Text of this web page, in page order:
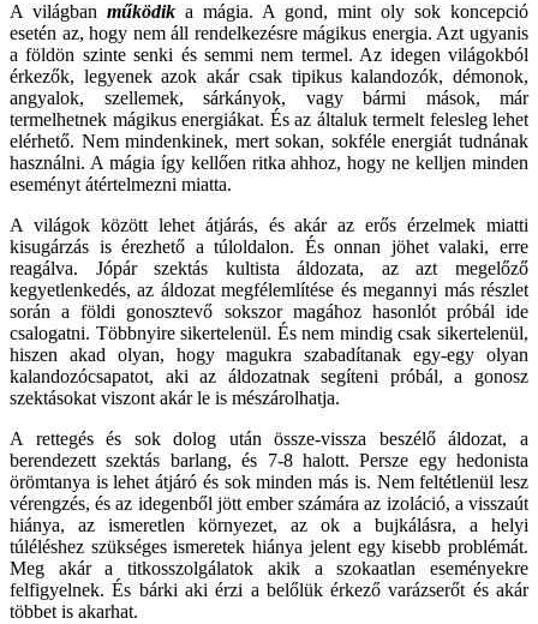
A világban működik a mágia. A gond, mint oly sok koncepció
esetén az, hogy nem áll rendelkezésre mágikus energia. Azt ugyanis
a földön szinte senki és semmi nem termel. Az idegen világokból
érkezők, legyenek azok akár csak tipikus kalandozók, démonok,
angyalok, szellemek, sárkányok, vagy bármi mások, már
termelhetnek mágikus energiákat. És az általuk termelt felesleg lehet
elérhető. Nem mindenkinek, mert sokan, sokféle energiát tudnának
használni. A mágia így kellően ritka ahhoz, hogy ne kelljen minden
eseményt átértelmezni miatta.
A világok között lehet átjárás, és akár az erős érzelmek miatti
kisugárzás is érezhető a túloldalon. És onnan jöhet valaki, erre
reagálva. Jópár szektás kultista áldozata, az azt megelőző
kegyetlenkedés, az áldozat megfélemlítése és megannyi más részlet
során a földi gonosztevő sokszor magához hasonlót próbál ide
csalogatni. Többnyire sikertelenül. És nem mindig csak sikertelenül,
hiszen akad olyan, hogy magukra szabadítanak egy-egy olyan
kalandozócsapatot, aki az áldozatnak segíteni próbál, a gonosz
szektásokat viszont akár le is mészárolhatja.
A rettegés és sok dolog után össze-vissza beszélő áldozat, a
berendezett szektás barlang, és 7-8 halott. Persze egy hedonista
örömtanya is lehet átjáró és sok minden más is. Nem feltétlenül lesz
vérengzés, és az idegenből jött ember számára az izoláció, a visszaút
hiánya, az ismeretlen környezet, az ok a bujkálásra, a helyi
túléléshez szükséges ismeretek hiánya jelent egy kisebb problémát.
Meg akár a titkosszolgálatok akik a szokaatlan eseményekre
felfigyelnek. És bárki aki érzi a belőlük érkező varázserőt és akár
többet is akarhat.